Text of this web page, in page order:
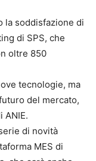
la soddisfazione di
di SPS, che
oltre 850
tecnologie, ma
del mercato,
ANIE.
di novità
MES di